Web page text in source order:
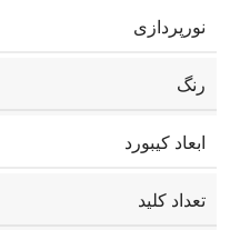
نورپردازی
رنگ
ابعاد کیبورد
تعداد کلید